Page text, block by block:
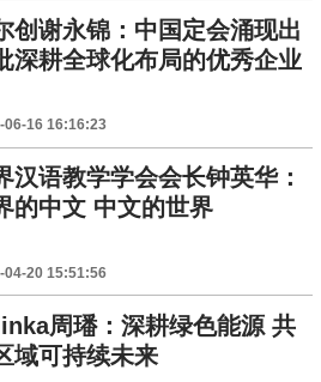
创谢永锦：中国定会涌现出
深耕全球化布局的优秀企业
06-16 16:16:23
汉语教学学会会长钟英华：
的中文 中文的世界
04-20 15:51:56
周璠：深耕绿色能源 共
域可持续未来